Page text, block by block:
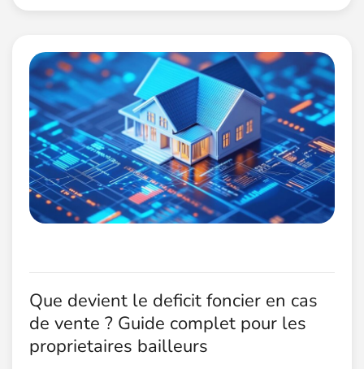
Que devient le deficit foncier en cas
de vente ? Guide complet pour les
proprietaires bailleurs